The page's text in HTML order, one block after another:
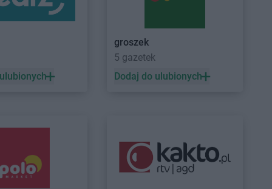
Jelenia
Koszalin
Stokrotka Supermarket
Łęczna
groszek
5 gazetek
Dodaj do ulubionych